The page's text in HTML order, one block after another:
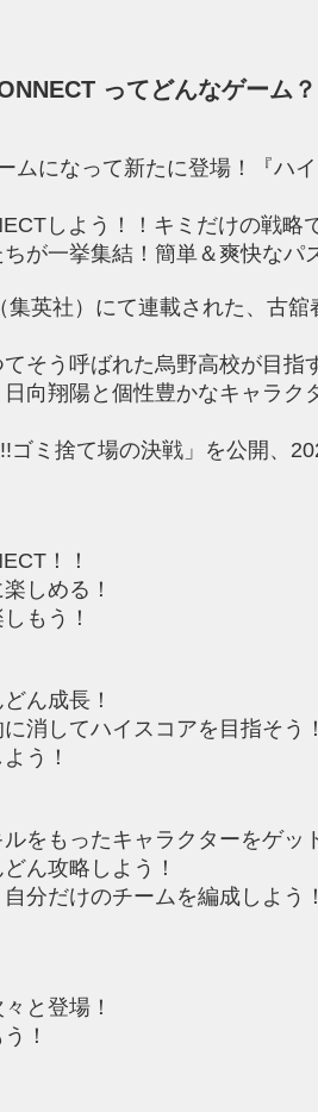
ってどんなゲーム？
ムになって新たに登場！『ハ
しよう！！キミだけの戦略
が一挙集結！簡単＆爽快なパ
英社）にて連載された、古
そう呼ばれた烏野高校が目指
向翔陽と個性豊かなキャラ
ミ捨て場の決戦」を公開、
！！
しめる！
もう！
ん成長！
消してハイスコアを目指そう！
う！
をもったキャラクターをゲッ
ん攻略しよう！
分だけのチームを編成しよう！
と登場！
！